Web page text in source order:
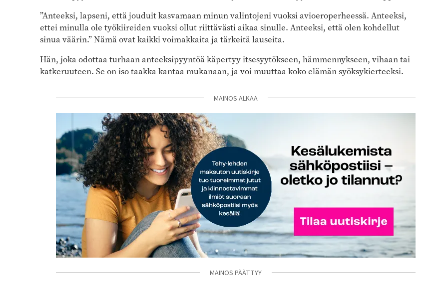
”Anteeksi, lapseni, että jouduit kasvamaan minun valintojeni vuoksi avioeroperheessä. Anteeksi,
ettei minulla ole työkiireiden vuoksi ollut riittävästi aikaa sinulle. Anteeksi, että olen kohdellut
sinua väärin.” Nämä ovat kaikki voimakkaita ja tärkeitä lauseita.
Hän, joka odottaa turhaan anteeksipyyntöä käpertyy itsesyytökseen, hämmennykseen, vihaan tai
katkeruuteen. Se on iso taakka kantaa mukanaan, ja voi muuttaa koko elämän syöksykierteeksi.
MAINOS ALKAA
MAINOS PÄÄTTYY